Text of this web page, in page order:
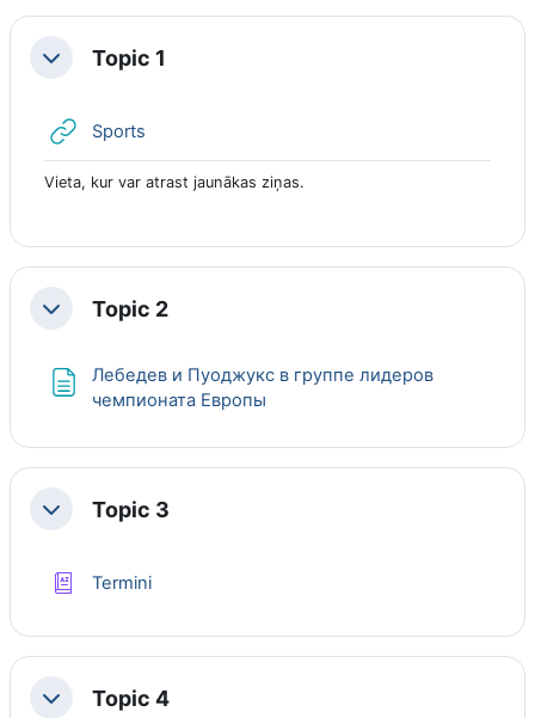
SavērstTopic 1
Sports
Vieta, kur var atrast jaunākas ziņas.
SavērstTopic 2
Лебедев и Пуоджукс в группе лидеров
чемпионата Европы
SavērstTopic 3
TerminiVārdnīca
SavērstTopic 4